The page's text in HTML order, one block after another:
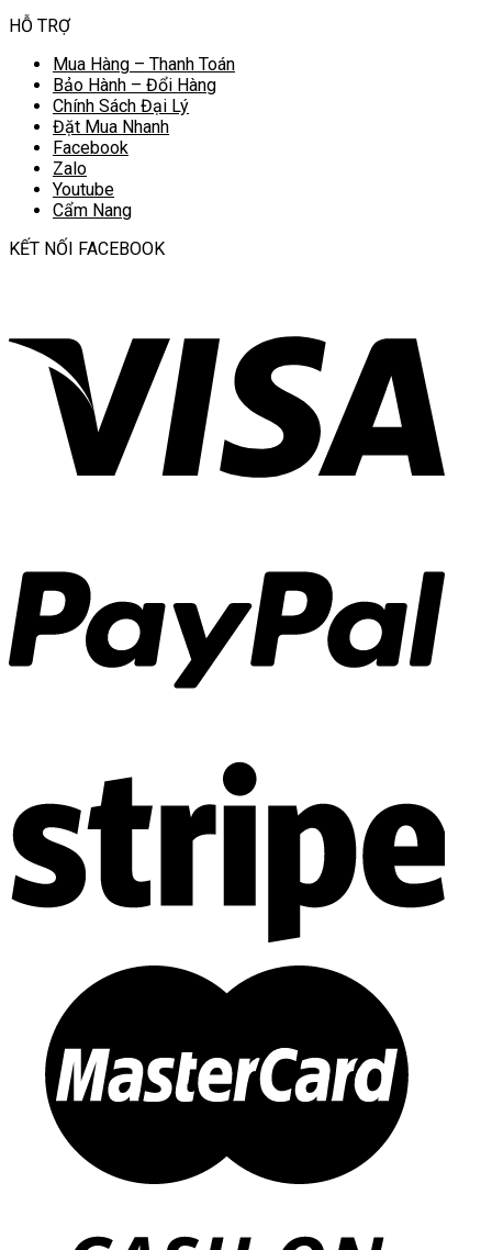
HỖ TRỢ
Mua Hàng – Thanh Toán
Bảo Hành – Đổi Hàng
Chính Sách Đại Lý
Đặt Mua Nhanh
Facebook
Zalo
Youtube
Cẩm Nang
KẾT NỐI FACEBOOK